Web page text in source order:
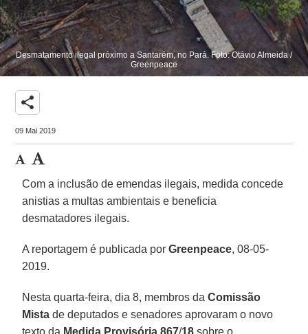
Desmatamento ilegal próximo a Santarém, no Pará. Foto: Otávio Almeida /
Greenpeace
share
09 Mai 2019
Com a inclusão de emendas ilegais, medida concede
anistias a multas ambientais e beneficia
desmatadores ilegais.
A reportagem é publicada porGreenpeace, 08-05-
2019.
Nesta quarta-feira, dia 8, membros daComissão
Mista de deputados e senadores aprovaram o novo
texto da Medida Provisória 867/18 sobre o